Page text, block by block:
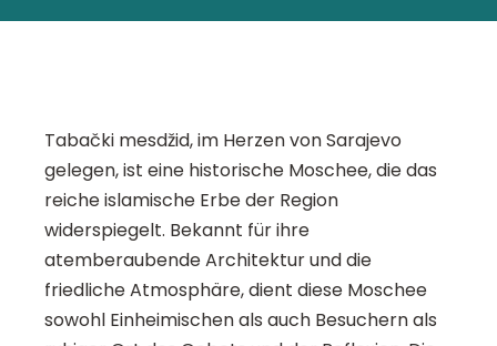
Tabački mesdžid, im Herzen von Sarajevo
gelegen, ist eine historische Moschee, die das
reiche islamische Erbe der Region
widerspiegelt. Bekannt für ihre
atemberaubende Architektur und die
friedliche Atmosphäre, dient diese Moschee
sowohl Einheimischen als auch Besuchern als